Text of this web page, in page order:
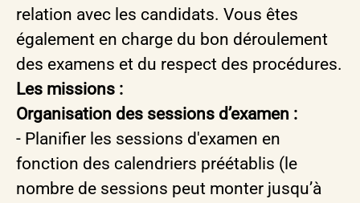
relation avec les candidats. Vous êtes
également en charge du bon déroulement
des examens et du respect des procédures.
Les missions :
Organisation des sessions d’examen :
- Planifier les sessions d'examen en
fonction des calendriers préétablis (le
nombre de sessions peut monter jusqu’à